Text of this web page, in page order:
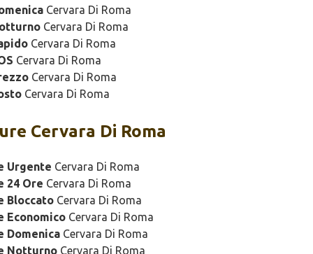
Cervara Di Roma
Cervara Di Roma
Cervara Di Roma
Cervara Di Roma
Cervara Di Roma
Cervara Di Roma
Cervara Di Roma
Urgente Cervara Di Roma
24 Ore Cervara Di Roma
BloccatoCervara Di Roma
EconomicoCervara Di Roma
DomenicaCervara Di Roma
NotturnoCervara Di Roma